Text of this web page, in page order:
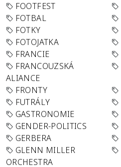
FOOTFEST
FOTBAL
FOTKY
FOTOJATKA
FRANCIE
FRANCOUZSKÁ
ALIANCE
FRONTY
FUTRÁLY
GASTRONOMIE
GENDER-POLITICS
GERBERA
GLENN MILLER
ORCHESTRA